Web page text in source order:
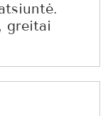
greitai